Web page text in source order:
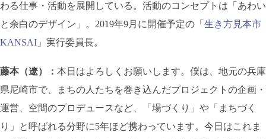
わる仕事・活動を展開している。活動のコンセプトは「あわい
と余白のデザイン」。2019年9月に開催予定の「 生き方見本市
KANSAI 」実行委員長。
藤本（遼）： 本日はよろしくお願いします。僕は、地元の兵庫
県尼崎市で、まちの人たちを巻き込んだプロジェクトの企画・
運営、空間のプロデュースなど、「場づくり」や「まちづく
り」と呼ばれる分野に5年ほど携わっています。今日はこれま